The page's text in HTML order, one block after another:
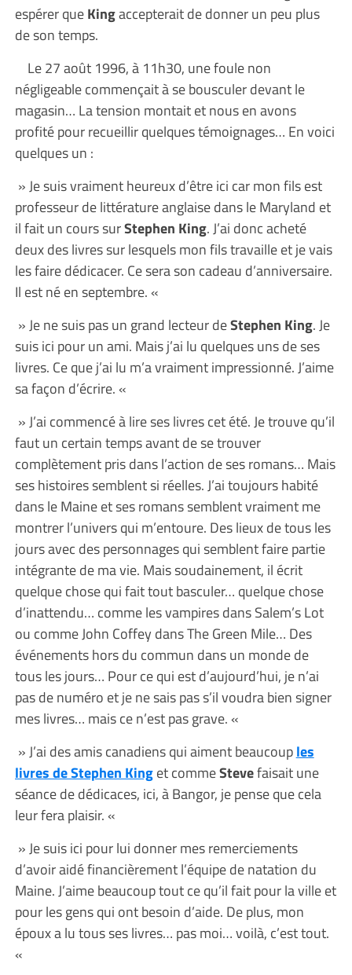
espérer queKingaccepterait de donner un peu plus
de son temps.
Le 27 août 1996, à 11h30, une foule non
négligeable commençait à se bousculer devant le
magasin… La tension montait et nous en avons
profité pour recueillir quelques témoignages… En voici
quelques un :
» Je suis vraiment heureux d’être ici car mon fils est
professeur de littérature anglaise dans le Maryland et
il fait un cours surStephen King. J’ai donc acheté
deux des livres sur lesquels mon fils travaille et je vais
les faire dédicacer. Ce sera son cadeau d’anniversaire.
Il est né en septembre. «
» Je ne suis pas un grand lecteur deStephen King. Je
suis ici pour un ami. Mais j’ai lu quelques uns de ses
livres. Ce que j’ai lu m’a vraiment impressionné. J’aime
sa façon d’écrire. «
» J’ai commencé à lire ses livres cet été. Je trouve qu’il
faut un certain temps avant de se trouver
complètement pris dans l’action de ses romans… Mais
ses histoires semblent si réelles. J’ai toujours habité
dans le Maine et ses romans semblent vraiment me
montrer l’univers qui m’entoure. Des lieux de tous les
jours avec des personnages qui semblent faire partie
intégrante de ma vie. Mais soudainement, il écrit
quelque chose qui fait tout basculer… quelque chose
d’inattendu… comme les vampires dans Salem’s Lot
ou comme John Coffey dans The Green Mile… Des
événements hors du commun dans un monde de
tous les jours… Pour ce qui est d’aujourd’hui, je n’ai
pas de numéro et je ne sais pas s’il voudra bien signer
mes livres… mais ce n’est pas grave. «
» J’ai des amis canadiens qui aiment beaucouples
livres de Stephen Kinget commeStevefaisait une
séance de dédicaces, ici, à Bangor, je pense que cela
leur fera plaisir. «
» Je suis ici pour lui donner mes remerciements
d’avoir aidé financièrement l’équipe de natation du
Maine. J’aime beaucoup tout ce qu’il fait pour la ville et
pour les gens qui ont besoin d’aide. De plus, mon
époux a lu tous ses livres… pas moi… voilà, c’est tout.
«